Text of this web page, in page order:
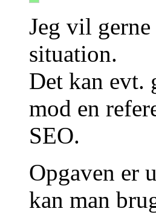
Jeg vil
situation.
Det kan evt.
mod en
SEO.
Opgaven er
kan man